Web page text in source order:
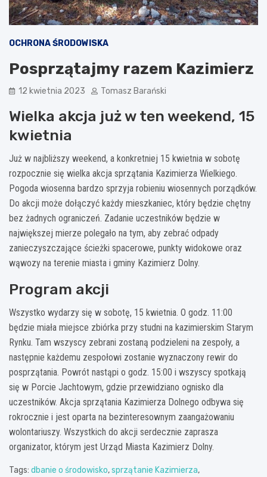
OCHRONA ŚRODOWISKA
Posprzątajmy razem Kazimierz
12 kwietnia 2023 Tomasz Barański
Wielka akcja już w ten weekend, 15
kwietnia
Już w najbliższy weekend, a konkretniej 15 kwietnia w sobotę
rozpocznie się wielka akcja sprzątania Kazimierza Wielkiego.
Pogoda wiosenna bardzo sprzyja robieniu wiosennych porządków.
Do akcji może dołączyć każdy mieszkaniec, który będzie chętny
bez żadnych ograniczeń. Zadanie uczestników będzie w
największej mierze polegało na tym, aby zebrać odpady
zanieczyszczające ścieżki spacerowe, punkty widokowe oraz
wąwozy na terenie miasta i gminy Kazimierz Dolny.
Program akcji
Wszystko wydarzy się w sobotę, 15 kwietnia. O godz. 11:00
będzie miała miejsce zbiórka przy studni na kazimierskim Starym
Rynku. Tam wszyscy zebrani zostaną podzieleni na zespoły, a
następnie każdemu zespołowi zostanie wyznaczony rewir do
posprzątania. Powrót nastąpi o godz. 15:00 i wszyscy spotkają
się w Porcie Jachtowym, gdzie przewidziano ognisko dla
uczestników. Akcja sprzątania Kazimierza Dolnego odbywa się
rokrocznie i jest oparta na bezinteresownym zaangażowaniu
wolontariuszy. Wszystkich do akcji serdecznie zaprasza
organizator, którym jest Urząd Miasta Kazimierz Dolny.
Tags: dbanie o środowisko,sprzątanie Kazimierza,